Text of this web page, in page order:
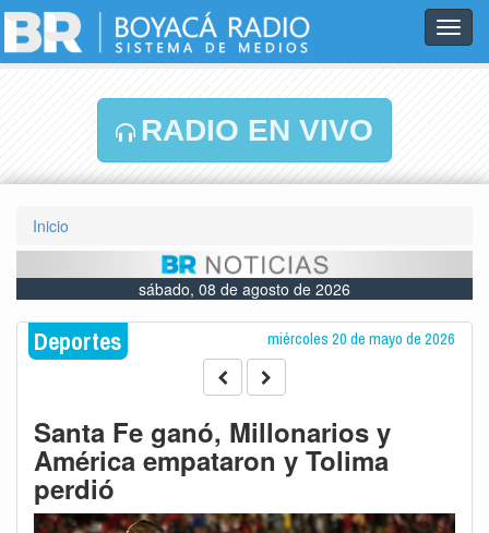
RADIO EN VIVO
Inicio
sábado, 08 de agosto de 2026
Deportes miércoles 20 de mayo de 2026
Santa Fe ganó, Millonarios y
América empataron y Tolima
perdió